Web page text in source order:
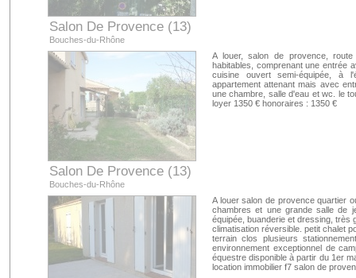
Salon De Provence (13)
Bouches-du-Rhône
Salon De Provence (13)
Bouches-du-Rhône
A louer, salon de provence,
habitables, comprenant une entrée
cuisine ouvert semi-équipée, à
appartement attenant mais avec
une chambre, salle d'eau et wc. le
loyer 1350 € honoraires : 1350 €
A louer salon de provence quartier
chambres et une grande salle de
équipée, buanderie et dressing, très
climatisation réversible. petit chalet
terrain clos plusieurs
environnement exceptionnel de
équestre disponible à partir du 1er
location immobilier f7 salon de